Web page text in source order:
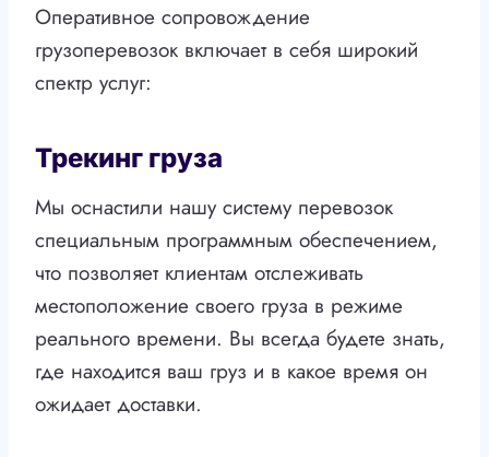
Оперативное сопровождение
грузоперевозок включает в себя широкий
спектр услуг:
Трекинг груза
Мы оснастили нашу систему перевозок
специальным программным обеспечением,
что позволяет клиентам отслеживать
местоположение своего груза в режиме
реального времени. Вы всегда будете знать,
где находится ваш груз и в какое время он
ожидает доставки.